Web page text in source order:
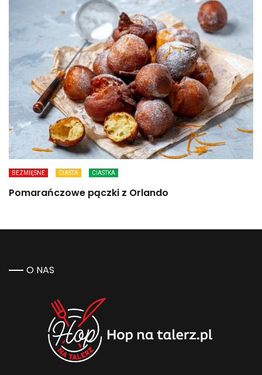
BEZMIĘSNE CIASTA CIASTKA
Pomarańczowe pączki z Orlando
O NAS